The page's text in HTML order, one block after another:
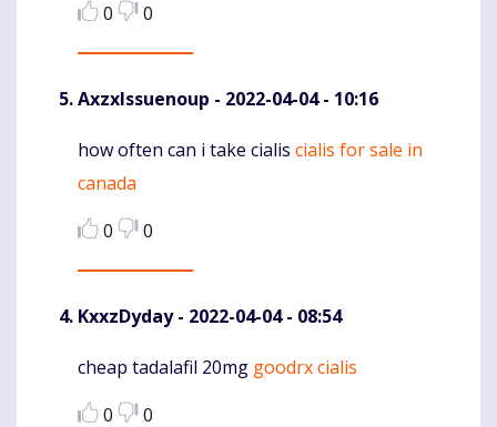
0
0
AxzxIssuenoup - 2022-04-04 - 10:16
Komentaras
how often can i take cialis cialis for sale in
canada
0
0
KxxzDyday- 2022-04-04 - 08:54
Komentaras
cheap tadalafil 20mg goodrx cialis
0
0